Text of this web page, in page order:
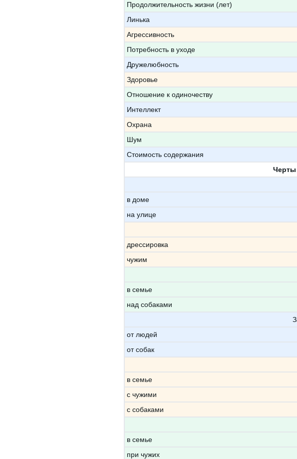
Продолжительность жизни (лет)
Линька
Агрессивность
Потребность в уходе
Дружелюбность
Здоровье
Отношение к одиночеству
Интеллект
Охрана
Шум
Стоимость содержания
Черты
в доме
на улице
дрессировка
чужим
в семье
над собаками
от людей
от собак
в семье
с чужими
с собаками
в семье
при чужих